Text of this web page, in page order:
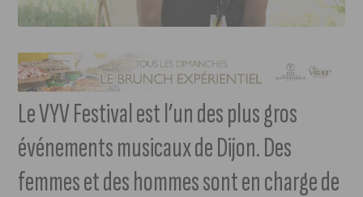
Le VYV Festival est l’un des plus gros
événements musicaux de Dijon. Des
femmes et des hommes sont en charge de